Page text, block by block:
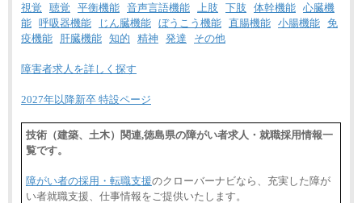
視覚
聴覚 平衡機能 音声言語機能 上肢 下肢 体幹機能 心臓機
能 呼吸器機能 じん臓機能 ぼうこう機能 直腸機能 小腸機能 免
疫機能
肝臓機能 知的 精神 発達 その他
障害者求人を詳しく探す
2027年以降新卒 特設ページ
技術（建築、土木）関連,徳島県の障がい者求人・就職採用情報一
覧です。
障がい者の採用・転職支援のクローバーナビなら、充実した障が
い者就職支援、仕事情報をご提供いたします。